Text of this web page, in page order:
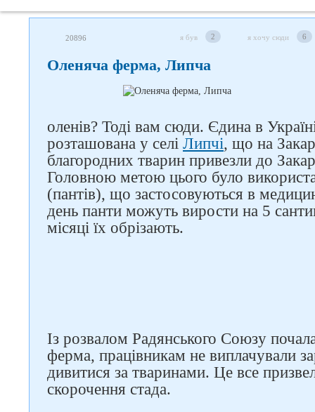
20896 я був 2 я хочу сюди 6
Оленяча ферма, Липча
оленів? Тоді вам сюди. Єдина в
розташована у селі Липчі, що на
благородних тварин привезли до
Головною метою цього було
(пантів), що застосовуються в
день панти можуть вирости на 5
місяці їх обрізають.
Із розвалом Радянського Союзу
ферма, працівникам не виплачували
дивитися за тваринами. Це все
скорочення стада.